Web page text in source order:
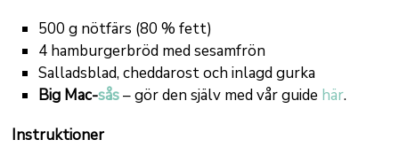
500 g nötfärs (80 % fett)
4 hamburgerbröd med sesamfrön
Salladsblad, cheddarost och inlagd gurka
Big Mac-sås– gör den själv med vår guide här.
Instruktioner